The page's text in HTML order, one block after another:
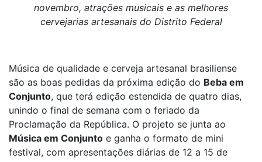
novembro, atrações musicais e as melhores
cervejarias artesanais do Distrito Federal
Música de qualidade e cerveja artesanal brasiliense
são as boas pedidas da próxima edição do Beba em
Conjunto, que terá edição estendida de quatro dias,
unindo o final de semana com o feriado da
Proclamação da República. O projeto se junta ao
Música em Conjunto e ganha o formato de mini
festival, com apresentações diárias de 12 a 15 de